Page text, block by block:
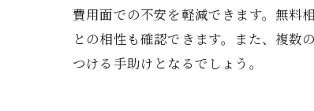
費用面での不安を軽減できます。無料
との相性も確認できます。また、複
つける手助けとなるでしょう。